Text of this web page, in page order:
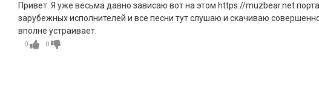
Привет. Я уже весьма давно зависаю вот на этом https://muzbear.net
зарубежных исполнителей и все песни тут слушаю и скачиваю
вполне устраивает.
0 0